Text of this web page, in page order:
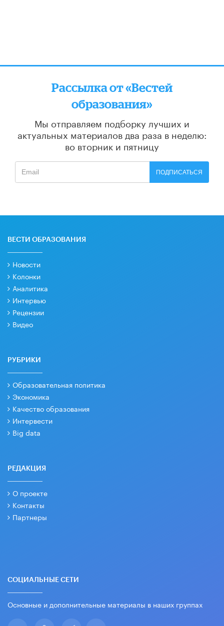
Рассылка от «Вестей
образования»
Мы отправляем подборку лучших и
актуальных материалов два раза в неделю:
во вторник и пятницу
ПОДПИСАТЬСЯ
ВЕСТИ ОБРАЗОВАНИЯ
Новости
Колонки
Аналитика
Интервью
Рецензии
Видео
РУБРИКИ
Образовательная политика
Экономика
Качество образования
Интервести
Big data
РЕДАКЦИЯ
О проекте
Контакты
Партнеры
СОЦИАЛЬНЫЕ СЕТИ
Основные и дополнительные материалы в наших группах